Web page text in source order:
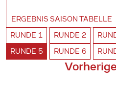
ERGEBNIS SAISON TABELLE
RUNDE 1 RUNDE 2
RUNDE 5 RUNDE 6